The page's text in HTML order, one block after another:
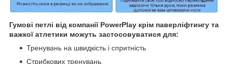
Гумові петлі від компанії PowerPlay крім паверліфтингу та
важкої атлетики можуть застосовуватися для:
Тренувань на швидкість і спритність
Стрибкових тренувань